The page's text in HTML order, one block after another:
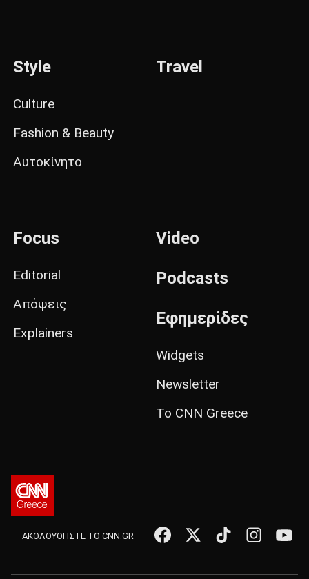
Style
Culture
Fashion & Beauty
Αυτοκίνητο
Travel
Focus
Editorial
Απόψεις
Explainers
Video
Podcasts
Εφημερίδες
Widgets
Newsletter
Το CNN Greece
ΑΚΟΛΟΥΘΗΣΤΕ ΤΟ CNN.GR